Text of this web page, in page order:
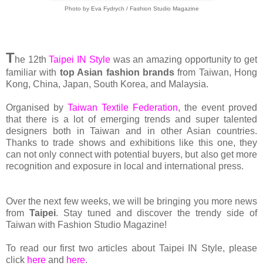
Photo by Eva Fydrych / Fashion Studio Magazine
The 12thTaipei IN Stylewas an amazing opportunity to get
familiar with top Asian fashion brandsfrom Taiwan, Hong
Kong, China, Japan, South Korea, and Malaysia.
Organised by Taiwan Textile Federation, the event proved
that there is a lot of emerging trends and super talented
designers both in Taiwan and in other Asian countries.
Thanks to trade shows and exhibitions like this one, they
can not only connect with potential buyers, but also get more
recognition and exposure in local and international press.
Over the next few weeks, we will be bringing you more news
from Taipei. Stay tuned and discover the trendy side of
Taiwan with Fashion Studio Magazine!
To read our first two articles about Taipei IN Style, please
click here and here.